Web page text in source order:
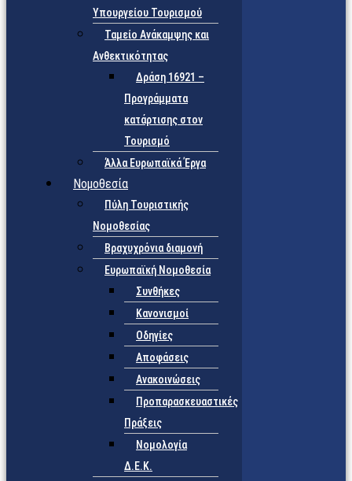
Υπουργείου Τουρισμού
Ταμείο Ανάκαμψης και
Ανθεκτικότητας
Δράση 16921 –
Προγράμματα
κατάρτισης στον
Τουρισμό
Άλλα Ευρωπαϊκά Έργα
Νομοθεσία
Πύλη Τουριστικής
Νομοθεσίας
Βραχυχρόνια διαμονή
Ευρωπαϊκή Νομοθεσία
Συνθήκες
Κανονισμοί
Οδηγίες
Αποφάσεις
Ανακοινώσεις
Προπαρασκευαστικές
Πράξεις
Νομολογία
Δ.Ε.Κ.